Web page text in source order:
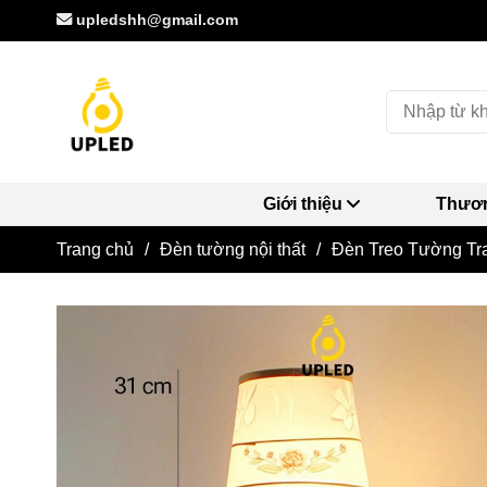
upledshh@gmail.com
Giới thiệu
Trang chủ / Đèn tường nội thất / Đèn Treo Tường